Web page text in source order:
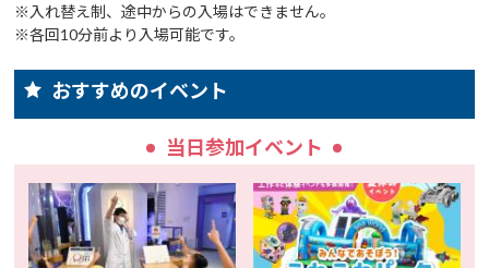
※入れ替え制、途中からの入場はできません。
※各回10分前より入場可能です。
おすすめのイベント
当日参加イベント